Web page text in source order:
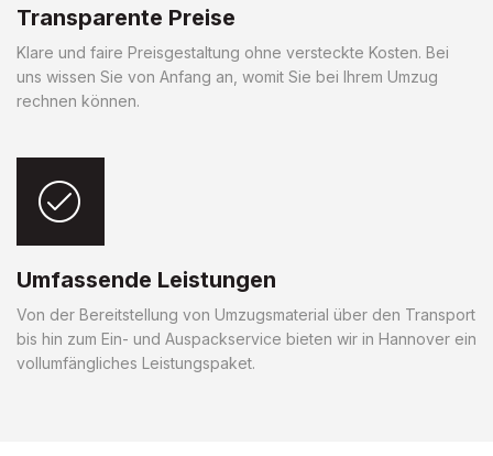
Transparente Preise
Klare und faire Preisgestaltung ohne versteckte Kosten. Bei
uns wissen Sie von Anfang an, womit Sie bei Ihrem Umzug
rechnen können.
Umfassende Leistungen
Von der Bereitstellung von Umzugsmaterial über den Transport
bis hin zum Ein- und Auspackservice bieten wir in Hannover ein
vollumfängliches Leistungspaket.